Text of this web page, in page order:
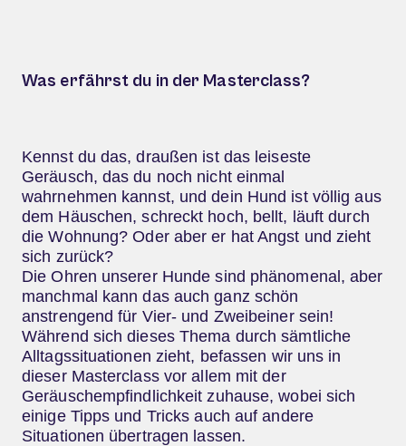
Was erfährst du in der Masterclass?
Kennst du das, draußen ist das leiseste
Geräusch, das du noch nicht einmal
wahrnehmen kannst, und dein Hund ist völlig aus
dem Häuschen, schreckt hoch, bellt, läuft durch
die Wohnung? Oder aber er hat Angst und zieht
sich zurück?
Die Ohren unserer Hunde sind phänomenal, aber
manchmal kann das auch ganz schön
anstrengend für Vier- und Zweibeiner sein!
Während sich dieses Thema durch sämtliche
Alltagssituationen zieht, befassen wir uns in
dieser Masterclass vor allem mit der
Geräuschempfindlichkeit zuhause, wobei sich
einige Tipps und Tricks auch auf andere
Situationen übertragen lassen.